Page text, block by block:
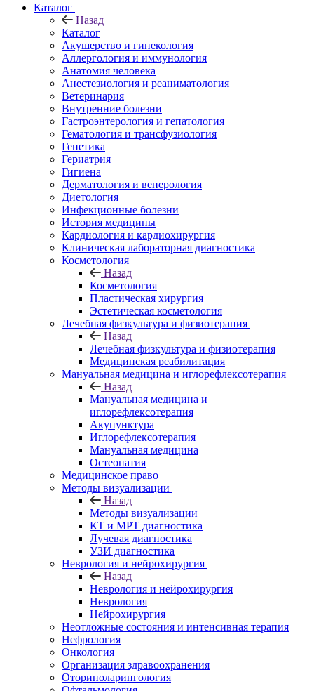
Каталог
Назад
Каталог
Акушерство и гинекология
Аллергология и иммунология
Анатомия человека
Анестезиология и реаниматология
Ветеринария
Внутренние болезни
Гастроэнтерология и гепатология
Гематология и трансфузиология
Генетика
Гериатрия
Гигиена
Дерматология и венерология
Диетология
Инфекционные болезни
История медицины
Кардиология и кардиохирургия
Клиническая лабораторная диагностика
Косметология
Назад
Косметология
Пластическая хирургия
Эстетическая косметология
Лечебная физкультура и физиотерапия
Назад
Лечебная физкультура и физиотерапия
Медицинская реабилитация
Мануальная медицина и иглорефлексотерапия
Назад
Мануальная медицина и
иглорефлексотерапия
Акупунктура
Иглорефлексотерапия
Мануальная медицина
Остеопатия
Медицинское право
Методы визуализации
Назад
Методы визуализации
КТ и МРТ диагностика
Лучевая диагностика
УЗИ диагностика
Неврология и нейрохирургия
Назад
Неврология и нейрохирургия
Неврология
Нейрохирургия
Неотложные состояния и интенсивная терапия
Нефрология
Онкология
Организация здравоохранения
Оториноларингология